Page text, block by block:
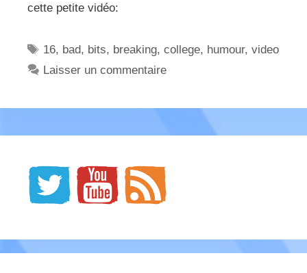
cette petite vidéo:
Étiquettes
16, bad, bits, breaking,college, humour,video
Laisser un commentaire